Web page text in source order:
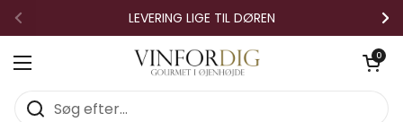
Gå til indhold
Forrige
LEVERING LIGE TIL DØREN
Åbn menuen
Åben
0